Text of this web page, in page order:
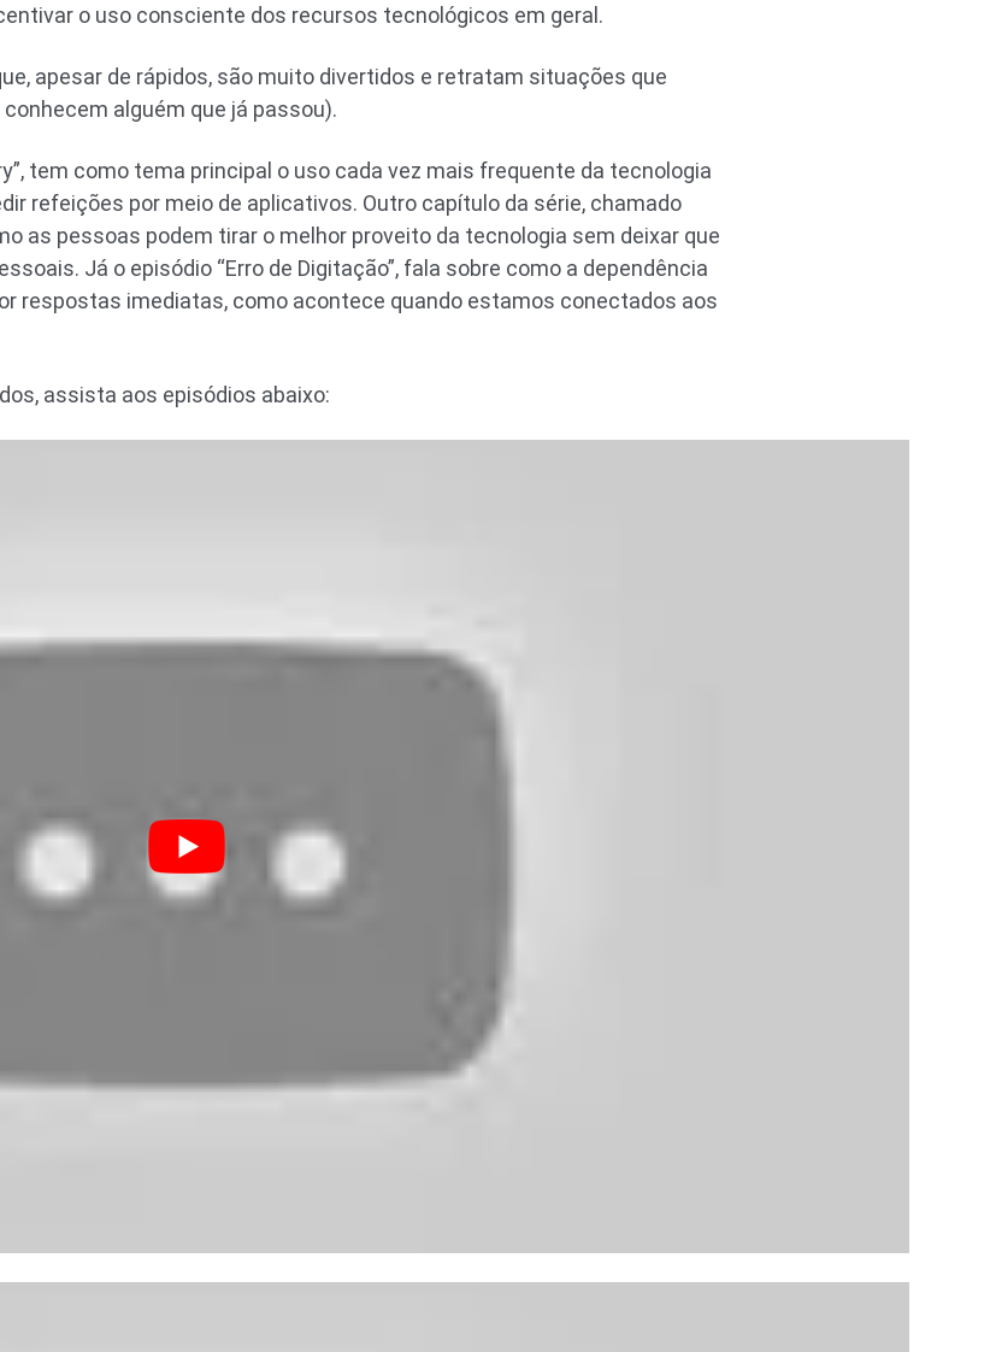
o uso consciente dos recursos tecnológicos em geral.
apesar de rápidos, são muito divertidos e retratam situações que
alguém que já passou).
tem como tema principal o uso cada vez mais frequente da tecnologia
refeições por meio de aplicativos. Outro capítulo da série, chamado
as pessoas podem tirar o melhor proveito da tecnologia sem deixar que
Já o episódio “Erro de Digitação”, fala sobre como a dependência
respostas imediatas, como acontece quando estamos conectados aos
assista aos episódios abaixo: